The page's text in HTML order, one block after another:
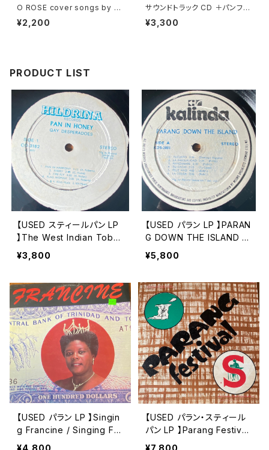
O ROSE cover songs by Ja
¥2,200
サウンドトラック CD ＋パンフレ
ット 【送料無料】
¥3,300
PRODUCT LIST
【USED スティールパン LP
】The West Indian Toba
cco Gay Desperados* –
"Pan In Honey" ＜ジャ
¥3,800
【USED パラン LP 】PARAN
G DOWN THE ISLAND /
Las Estrellas
¥5,800
【USED パラン LP 】Singin
g Francine / Singing Fra
ncine(mini LP)
¥4,800
【USED パラン・スティール
パン LP 】Parang Festival
/ V.A
¥7,800